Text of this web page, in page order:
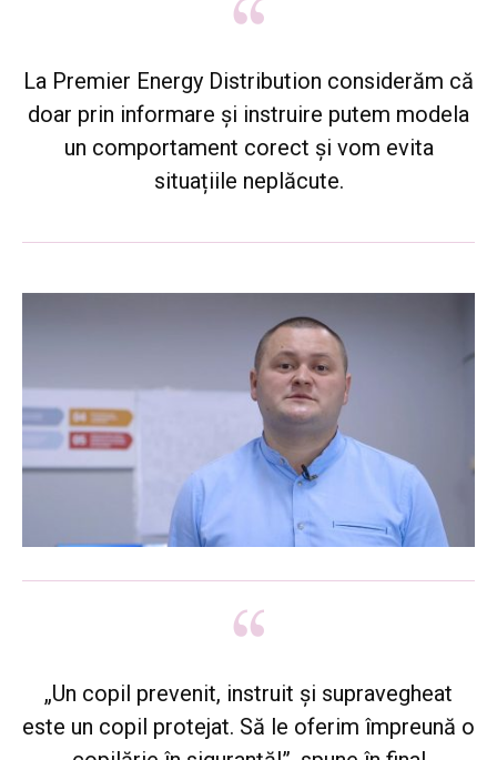
La Premier Energy Distribution considerăm că
doar prin informare și instruire putem modela
un comportament corect și vom evita
situațiile neplăcute.
„Un copil prevenit, instruit și supravegheat
este un copil protejat. Să le oferim împreună o